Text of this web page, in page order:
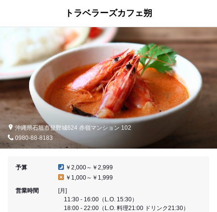
トラベラーズカフェ朔
沖縄県石垣市登野城624 赤嶺マンション 102
0980-88-8183
予算
￥2,000～￥2,999
￥1,000～￥1,999
営業時間
[月]
11:30 - 16:00（L.O. 15:30）
18:00 - 22:00（L.O. 料理21:00 ドリンク21:30）